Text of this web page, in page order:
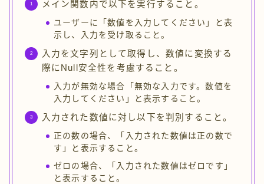
メイン関数内で以下を実行すること。
ユーザーに「数値を入力してください」と表
示し、入力を受け取ること。
入力を文字列として取得し、数値に変換する
際にNull安全性を考慮すること。
入力が無効な場合「無効な入力です。数値を
入力してください」と表示すること。
入力された数値に対し以下を判別すること。
正の数の場合、「入力された数値は正の数で
す」と表示すること。
ゼロの場合、「入力された数値はゼロです」
と表示すること。